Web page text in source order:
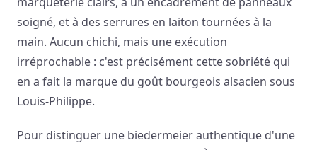
soigné, et à des serrures en laiton tournées à la
main. Aucun chichi, mais une exécution
irréprochable : c'est précisément cette sobriété qui
en a fait la marque du goût bourgeois alsacien sous
Louis-Philippe.
Pour distinguer une biedermeier authentique d'une